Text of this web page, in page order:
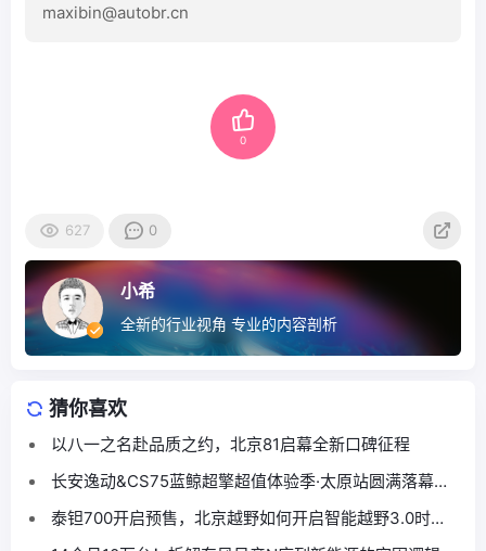
maxibin@autobr.cn
0
627 0
小希
全新的行业视角 专业的内容剖析
猜你喜欢
以八一之名赴品质之约，北京81启幕全新口碑征程
长安逸动&CS75蓝鲸超擎超值体验季·太原站圆满落幕，
本土跨界联合燃动龙城
泰钽700开启预售，北京越野如何开启智能越野3.0时
代？